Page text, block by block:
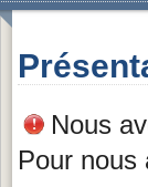
Nous
Pour nous